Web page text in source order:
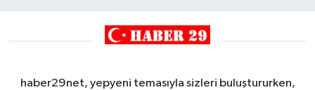
haber29net, yepyeni temasıyla sizleri buluştururken,